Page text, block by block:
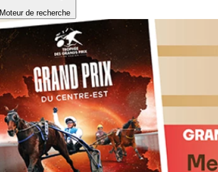
Moteur de recherche